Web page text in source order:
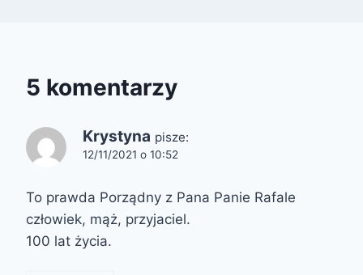
5 komentarzy
Krystyna pisze:
12/11/2021 o 10:52
To prawda Porządny z Pana Panie Rafale
człowiek, mąż, przyjaciel.
100 lat życia.